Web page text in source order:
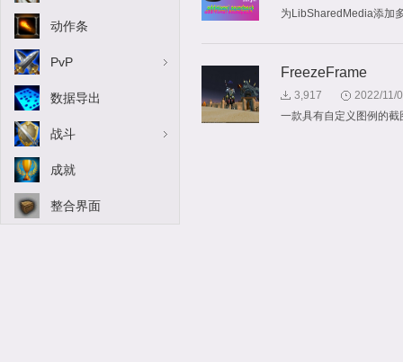
动作条
PvP
数据导出
战斗
成就
整合界面
为LibSharedMedia添加
FreezeFrame
3,917
2022/11/
一款具有自定义图例的截